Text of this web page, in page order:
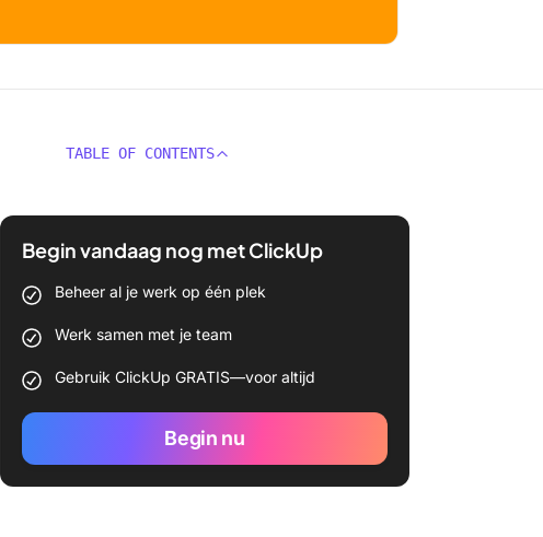
TABLE OF CONTENTS
Begin vandaag nog met ClickUp
Beheer al je werk op één plek
Werk samen met je team
Gebruik ClickUp GRATIS—voor altijd
Begin nu